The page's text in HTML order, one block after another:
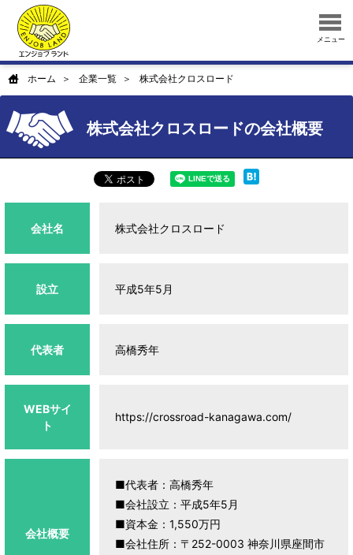
メニュー
ホーム 企業一覧 株式会社クロスロード
株式会社クロスロードの会社概要
会社名 株式会社クロスロード
設立 平成5年5月
代表者 高橋秀年
WEBサイ
ト
https://crossroad-kanagawa.com/
会社概要
■代表者：高橋秀年
■会社設立：平成5年5月
■資本金：1,550万円
■会社住所：〒252-0003 神奈川県座間市